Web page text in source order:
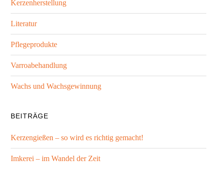
Kerzenherstellung
Literatur
Pflegeprodukte
Varroabehandlung
Wachs und Wachsgewinnung
BEITRÄGE
Kerzengießen – so wird es richtig gemacht!
Imkerei – im Wandel der Zeit